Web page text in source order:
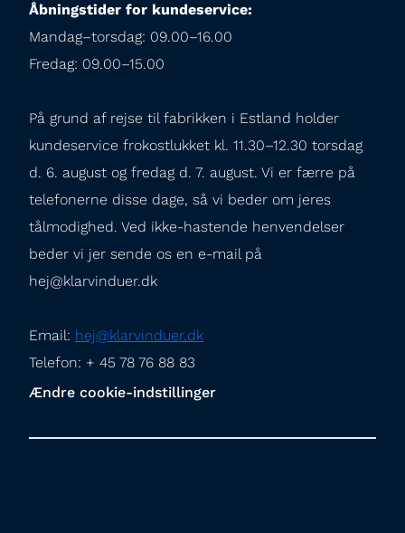
Åbningstider for kundeservice:
Mandag–torsdag: 09.00–16.00
Fredag: 09.00–15.00
På grund af rejse til fabrikken i Estland holder
kundeservice frokostlukket kl. 11.30–12.30 torsdag
d. 6. august og fredag d. 7. august. Vi er færre på
telefonerne disse dage, så vi beder om jeres
tålmodighed. Ved ikke-hastende henvendelser
beder vi jer sende os en e-mail på
hej@klarvinduer.dk
Email: hej@klarvinduer.dk
Telefon: + 45 78 76 88 83
Ændre cookie-indstillinger